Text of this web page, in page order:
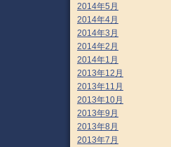
2014年5月
2014年4月
2014年3月
2014年2月
2014年1月
2013年12月
2013年11月
2013年10月
2013年9月
2013年8月
2013年7月